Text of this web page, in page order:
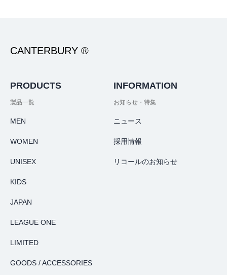
CANTERBURY ®
PRODUCTS
製品一覧
MEN
WOMEN
UNISEX
KIDS
JAPAN
LEAGUE ONE
LIMITED
GOODS / ACCESSORIES
INFORMATION
お知らせ・特集
ニュース
採用情報
リコールのお知らせ